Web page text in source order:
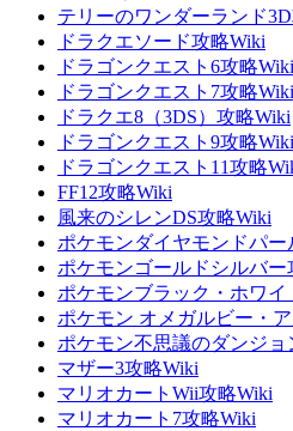
テリーのワンダーランド
ドラクエソード攻略Wiki
ドラゴンクエスト6攻略Wiki
ドラゴンクエスト7攻略Wiki
ドラクエ8（3DS）攻略Wiki
ドラゴンクエスト9攻略Wiki
ドラゴンクエスト11攻略
FF12攻略Wiki
風来のシレンDS攻略Wiki
ポケモンダイヤモンドパー
ポケモンゴールドシルバー
ポケモンブラック・ホワイ
ポケモン オメガルビー・
ポケモン不思議のダンジョ
マザー3攻略Wiki
マリオカートWii攻略Wiki
マリオカート7攻略Wiki